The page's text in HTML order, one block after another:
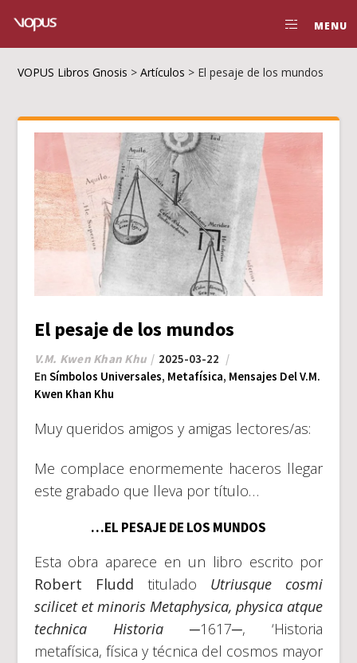
MENU
VOPUS Libros Gnosis >Artículos > El pesaje de los mundos
El pesaje de los mundos
V.M. Kwen Khan Khu
2025-03-22
En Símbolos Universales, Metafísica, Mensajes Del V.M.
Kwen Khan Khu
Muy queridos amigos y amigas lectores/as:
Me complace enormemente haceros llegar
este grabado que lleva por título…
…EL PESAJE DE LOS MUNDOS
Esta obra aparece en un libro escrito por
Robert Fludd titulado Utriusque cosmi
scilicet et minoris Metaphysica, physica atque
technica Historia─1617─, ‘Historia
metafísica, física y técnica del cosmos mayor